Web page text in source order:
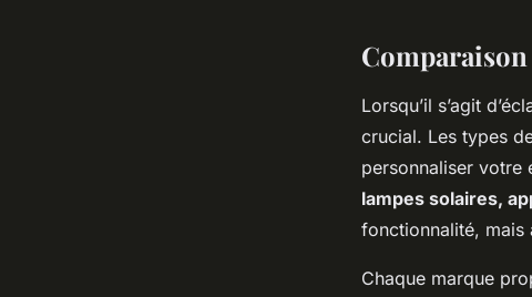
Lorsqu’il s’agit
crucial. Les types
personnaliser votre
lampes solaires,
fonctionnalité, mais
Chaque marque